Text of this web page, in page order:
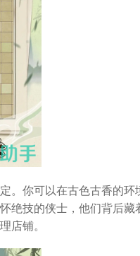
。你可以在古色古香的环
绝技的侠士，他们背后藏
店铺。